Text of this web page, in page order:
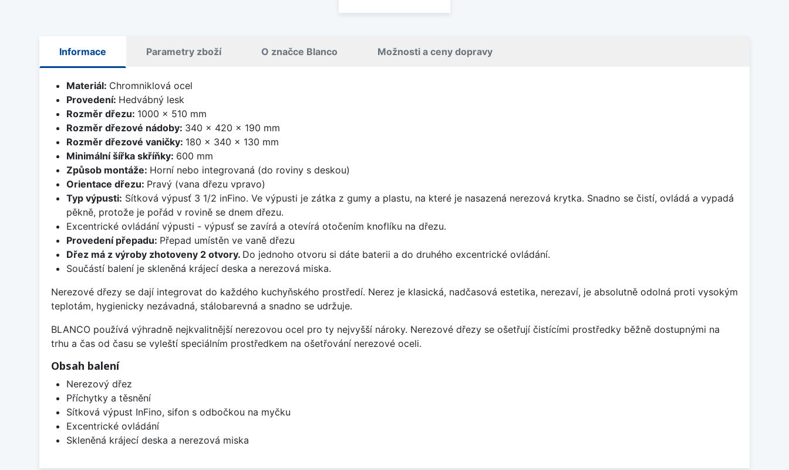
Informace Parametry zboží O značce Blanco Možnosti a ceny dopravy
Materiál: Chromniklová ocel
Provedení: Hedvábný lesk
Rozměr dřezu: 1000 x 510 mm
Rozměr dřezové nádoby: 340 x 420 x 190 mm
Rozměr dřezové vaničky: 180 x 340 x 130 mm
Minimální šířka skříňky: 600 mm
Způsob montáže: Horní nebo integrovaná (do roviny s deskou)
Orientace dřezu: Pravý (vana dřezu vpravo)
Typ výpusti: Sítková výpusť 3 1/2 inFino. Ve výpusti je zátka z gumy a plastu, na které je nasazená nerezová krytka. Snadno se čistí, ovládá a vypadá
pěkně, protože je pořád v rovině se dnem dřezu.
Excentrické ovládání výpusti - výpusť se zavírá a otevírá otočením knoflíku na dřezu.
Provedení přepadu: Přepad umístěn ve vaně dřezu
Dřez má z výroby zhotoveny 2 otvory. Do jednoho otvoru si dáte baterii a do druhého excentrické ovládání.
Součástí balení je skleněná krájecí deska a nerezová miska.
Nerezové dřezy se dají integrovat do každého kuchyňského prostředí. Nerez je klasická, nadčasová estetika, nerezaví, je absolutně odolná proti vysokým
teplotám, hygienicky nezávadná, stálobarevná a snadno se udržuje.
BLANCO používá výhradně nejkvalitnější nerezovou ocel pro ty nejvyšší nároky. Nerezové dřezy se ošetřují čistícími prostředky běžně dostupnými na
trhu a čas od času se vyleští speciálním prostředkem na ošetřování nerezové oceli.
Obsah balení
Nerezový dřez
Příchytky a těsnění
Sítková výpust InFino, sifon s odbočkou na myčku
Excentrické ovládání
Skleněná krájecí deska a nerezová miska